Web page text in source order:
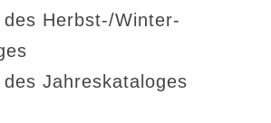
Herbst-/Winter-
Jahreskataloges